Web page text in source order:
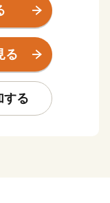
表 中⼭雅史選
、数々の名選⼿
推進などに有効
る
する